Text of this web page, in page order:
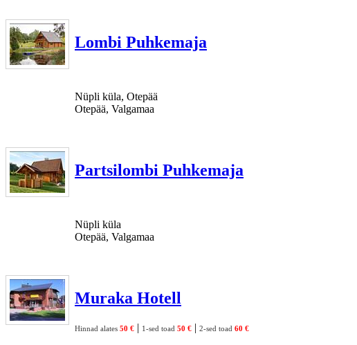
Lombi Puhkemaja
Nüpli küla, Otepää
Otepää, Valgamaa
Partsilombi Puhkemaja
Nüpli küla
Otepää, Valgamaa
Muraka Hotell
Hinnad alates 50 € | 1-sed toad 50 € | 2-sed toad 60 €